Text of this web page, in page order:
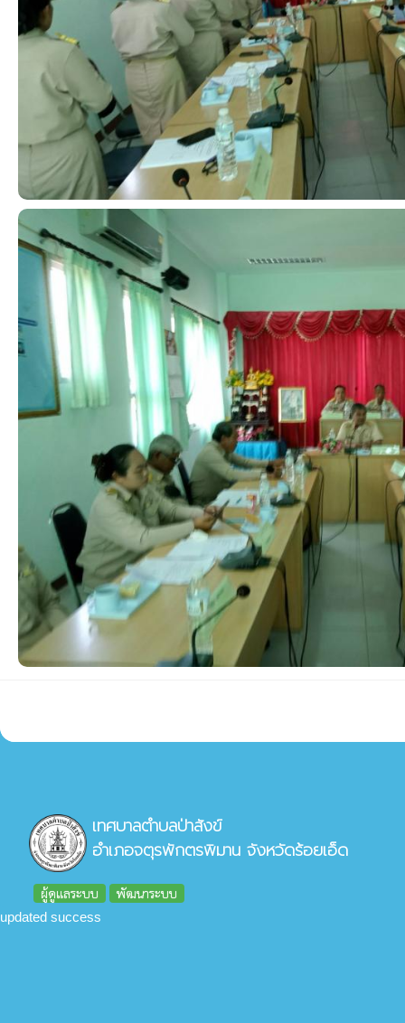
เทศบาลตำบลป่าสังข์
อำเภอจตุรพักตรพิมาน จังหวัดร้อยเอ็ด
ผู้ดูแลระบบ พัฒนาระบบ
updated success